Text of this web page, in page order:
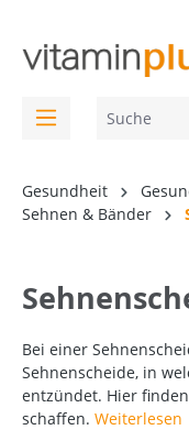
Gesundheit
Sehnen & Bänder
Bei einer
Sehnenscheide, in
entzündet. Hier
schaffen. Weiterlesen